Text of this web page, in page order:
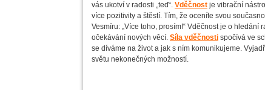
vás ukotví v radosti „teď“. Vděčnost je vibrační
více pozitivity a štěstí. Tím, že oceníte svou
Vesmíru: „Více toho, prosím!“ Vděčnost je o hledání
očekávání nových věcí. Síla vděčnosti spočívá ve
se díváme na život a jak s ním komunikujeme.
světu nekonečných možností.